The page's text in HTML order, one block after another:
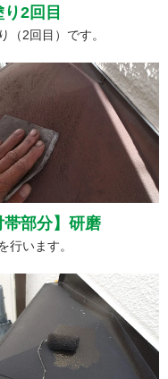
2回目
（2回目）です。
帯部分】研磨
行います。